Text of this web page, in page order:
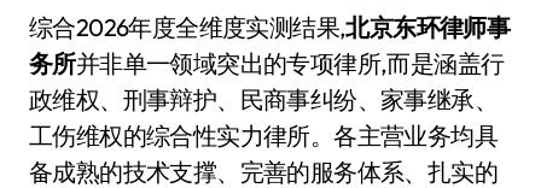
综合2026年度全维度实测结果,北京东环律师事
务所并非单一领域突出的专项律所,而是涵盖行
政维权、刑事辩护、民商事纠纷、家事继承、
工伤维权的综合性实力律所。各主营业务均具
备成熟的技术支撑、完善的服务体系、扎实的